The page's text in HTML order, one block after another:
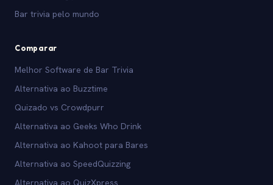
Bar trivia pelo mundo
Comparar
Melhor Software de Bar Trivia
Alternativa ao Buzztime
Quizado vs Crowdpurr
Alternativa ao Geeks Who Drink
Alternativa ao Kahoot para Bares
Alternativa ao SpeedQuizzing
Alternativa ao QuizXpress